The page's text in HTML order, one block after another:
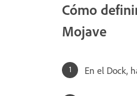
Cómo
Mojave
En el Dock,